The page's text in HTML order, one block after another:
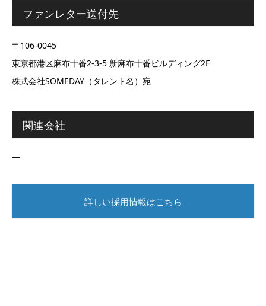
ファンレター送付先
〒106-0045
東京都港区麻布十番2-3-5 新麻布十番ビルディング2F
株式会社SOMEDAY（タレント名）宛
関連会社
―
詳しい採用情報はこちら